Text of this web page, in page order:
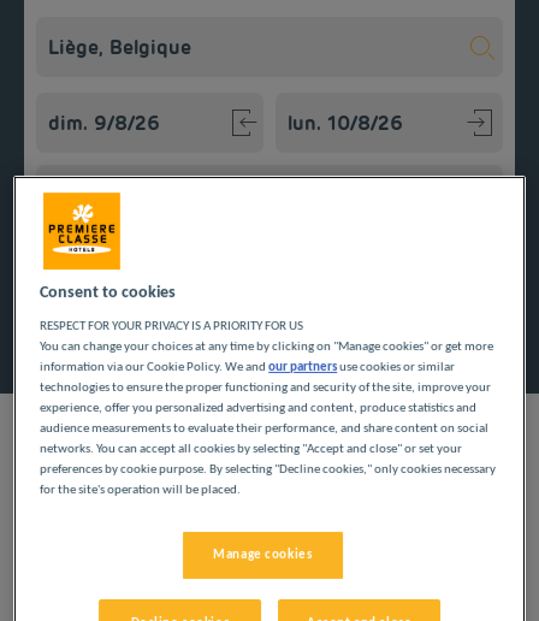
Rechercher
Ajouter un code
De passage en Wallonie pour des vacances en famille ou un
en logeant à l’hôtel Première Classe de Liège. Profitez chaque
petit déjeuner et d’un parking privé.
Consent to cookies
RESPECT FOR YOUR PRIVACY IS A PRIORITY FOR US
You can change your choices at any time by clicking on "Manage cookies" or get more
information via our Cookie Policy. We andour partnersuse cookies or similar
technologies to ensure the proper functioning and security of the site, improve your
experience, offer you personalized advertising and content, produce statistics and
audience measurements to evaluate their performance, and share content on social
networks. You can accept all cookies by selecting "Accept and close" or set your
preferences by cookie purpose. By selecting "Decline cookies," only cookies necessary
for the site's operation will be placed.
Manage cookies